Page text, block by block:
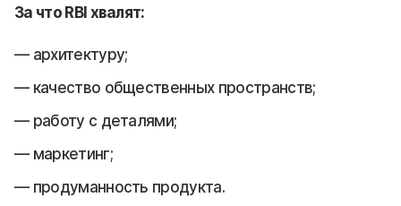
За что RBI хвалят:
архитектуру;
качество общественных пространств;
работу с деталями;
маркетинг;
продуманность продукта.